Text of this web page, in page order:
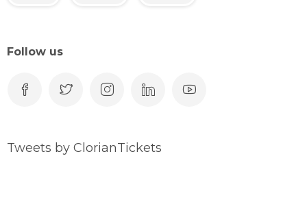
Follow us
Tweets by ClorianTickets